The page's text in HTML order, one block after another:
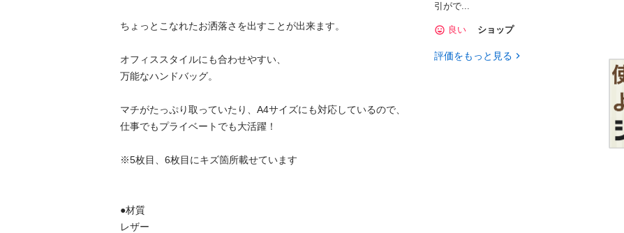
ちょっとこなれたお洒落さを出すことが出来ます。
オフィススタイルにも合わせやすい、
万能なハンドバッグ。
マチがたっぷり取っていたり、A4サイズにも対応しているので、
仕事でもプライベートでも大活躍！
※5枚目、6枚目にキズ箇所載せています
●材質
レザー
引がで...
良い ショップ
評価をもっと見る